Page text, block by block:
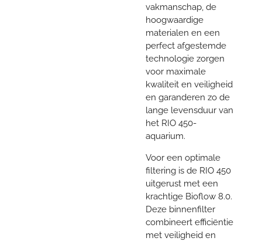
vakmanschap, de
hoogwaardige
materialen en een
perfect afgestemde
technologie zorgen
voor maximale
kwaliteit en veiligheid
en garanderen zo de
lange levensduur van
het RIO 450-
aquarium.
Voor een optimale
filtering is de RIO 450
uitgerust met een
krachtige Bioflow 8.0.
Deze binnenfilter
combineert efficiëntie
met veiligheid en